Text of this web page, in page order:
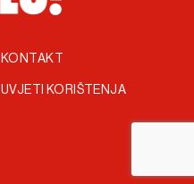
KONTAKT
UVJETI KORIŠTENJA